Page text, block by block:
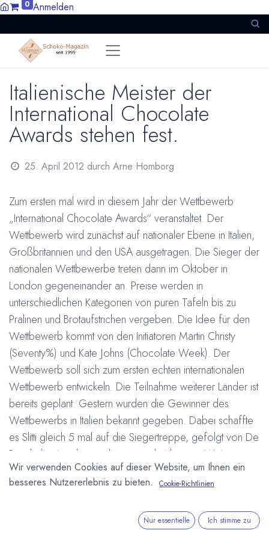
0 Anmelden
Italienische Meister der
International Chocolate
Awards stehen fest.
25. April 2012 durch Arne Homborg
Zum ersten mal wird in diesem Jahr der Wettbewerb
„International Chocolate Awards“ veranstaltet. Der
Wettbewerb wird zunächst auf nationaler Ebene in Italien,
Großbritannien und den USA ausgetragen. Die Sieger der
nationalen Wettbewerbe treten dann im Oktober in
London gegeneinander an. Preise werden in
unterschiedlichen Kategorien von puren Tafeln bis zu
Pralinen und Brotaufstrichen vergeben. Die Idee für den
Wettbewerb kommt von den Initiatoren Martin Christy
(Seventy%) und Kate Johns (Chocolate Week). Der
Wettbewerb soll sich zum ersten echten internationalen
Wettbewerb entwickeln. Die Teilnahme weiterer Länder ist
bereits geplant. Gestern wurden die Gewinner des
Wettbewerbs in Italien bekannt gegeben. Dabei schaffte
es Slitti gleich 5 mal auf die Siegertreppe, gefolgt von De
Bondt die 4 mal unter die ersten drei kamen. Weitere
Auszeichnungen gingen an Domori, Dolci Libertà, Donna
Elvira Dolceria, L'Artigiano, A Giordano, Guido Castagna
Dolci Libertà
Domori
Wir verwenden Cookies auf dieser Website, um Ihnen ein
besseres Nutzererlebnis zu bieten.
Cookie-Richtlinien
Nur essentielle Ich stimme zu